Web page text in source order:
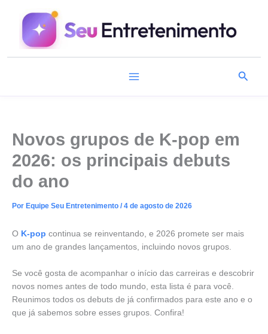
conteúdo
Novos grupos de K-pop em
2026: os principais debuts
do ano
Por Equipe Seu Entretenimento /4 de agosto de 2026
O K-pop continua se reinventando, e 2026 promete ser mais
um ano de grandes lançamentos, incluindo novos grupos.
Se você gosta de acompanhar o início das carreiras e descobrir
novos nomes antes de todo mundo, esta lista é para você.
Reunimos todos os debuts de já confirmados para este ano e o
que já sabemos sobre esses grupos. Confira!